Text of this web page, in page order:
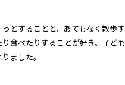
とすることと、あてもなく散歩
食べたりすることが好き。子ど
ました。